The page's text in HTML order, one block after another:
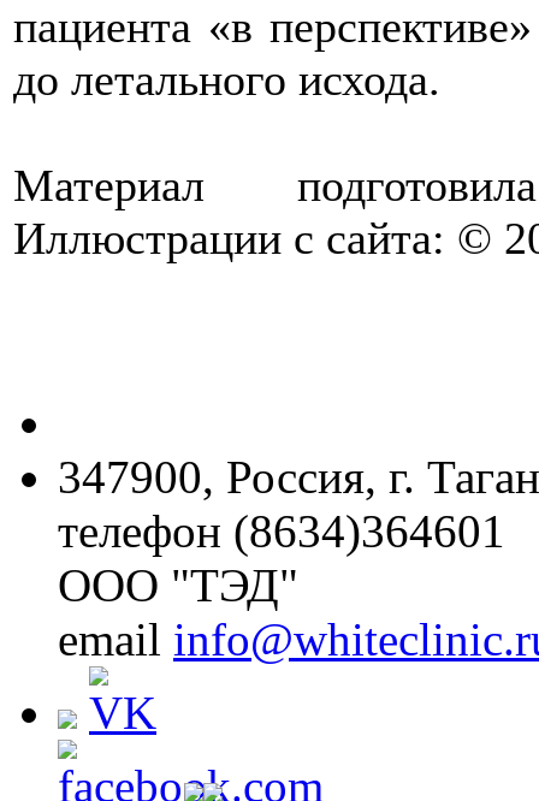
пациента «в
до летального исхода.
Материал
Иллюстрации с сайта: ©
347900, Россия, г.
телефон (8634)364601
ООО "ТЭД"
email